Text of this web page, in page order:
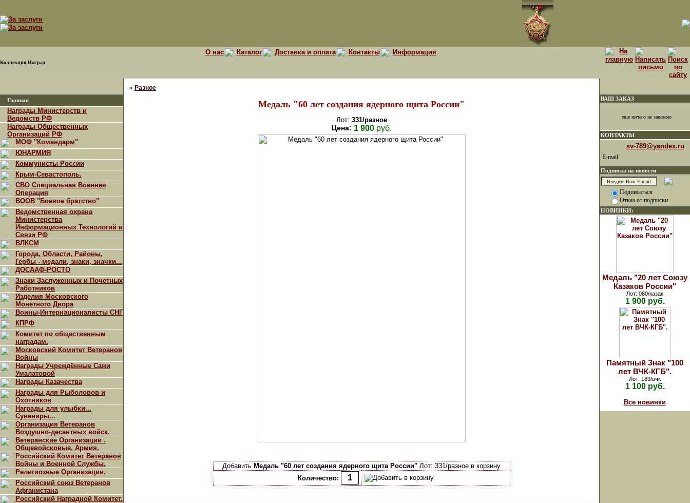
Коллекция Наград
О нас Каталог Доставка и оплата Контакты Информация
Главная
Награды Министерств и
Ведомств РФ
Награды Общественных
Организаций РФ
МОФ "Командарм"
ЮНАРМИЯ
Коммунисты России
Крым-Севастополь.
СВО Специальная Военная
Операция
ВООВ "Боевое братство"
Ведомственная охрана
Министерства
Информационных Технологий и
Связи РФ
ВЛКСМ
Города, Области, Районы,
Гербы - медали, знаки, значки...
ДОСААФ-РОСТО
Знаки Заслуженных и Почетных
Работников
Изделия Московского
Монетного Двора
Воины-Интернационалисты СНГ
КПРФ
Комитет по общественным
наградам.
Московский Комитет Ветеранов
Войны
Награды Учреждённые Сажи
Умалатовой
Награды Казачества
Награды для Рыболовов и
Охотников
Награды для улыбки...
Сувениры...
Организация Ветеранов
Воздушно-десантных войск.
Ветеранские Организации .
Общевойсковые. Армия.
Российский Комитет Ветеранов
Войны и Военной Службы.
Религиозные Организации.
Российский союз Ветеранов
Афганистана
Российский Наградной Комитет.
» Разное
Медаль "60 лет создания ядерного щита России"
Лот: 331/разное
Цена: 1 900руб.
Добавить Медаль "60 лет создания ядерного щита России" Лот: 331/разное в корзину
Количество:
ВАШ ЗАКАЗ
еще ничего не заказано
КОНТАКТЫ
sv-789@yandex.ru
E-mail:
Подписка на новости
Подписаться
Отказ от подписки
НОВИНКИ:
Медаль "20 лет Союзу
Казаков России"
Лот: 080/казак
1 900 руб.
Памятный Знак "100
лет ВЧК-КГБ".
Лот: 189/вчк
1 100 руб.
Все новинки